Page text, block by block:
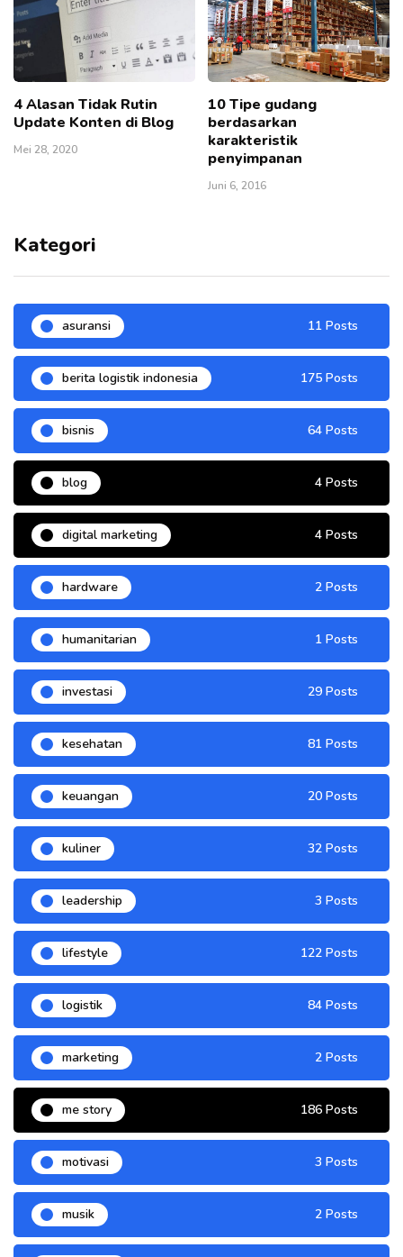
4 Alasan Tidak Rutin
Update Konten di Blog
Mei 28, 2020
10 Tipe gudang
berdasarkan
karakteristik
penyimpanan
Juni 6, 2016
Kategori
asuransi 11 Posts
berita logistik indonesia 175 Posts
bisnis 64 Posts
blog 4 Posts
digital marketing 4 Posts
hardware 2 Posts
humanitarian 1 Posts
investasi 29 Posts
kesehatan 81 Posts
keuangan 20 Posts
kuliner 32 Posts
leadership 3 Posts
lifestyle 122 Posts
logistik 84 Posts
marketing 2 Posts
me story 186 Posts
motivasi 3 Posts
musik 2 Posts